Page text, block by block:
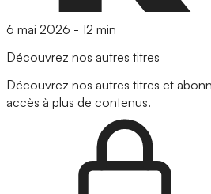
6 mai 2026 - 12 min
Découvrez nos autres titres
Découvrez nos autres titres et
accès à plus de contenus.